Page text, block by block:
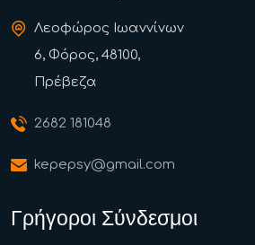
Λεοφώρος Ιωαννίνων
6, Φόρος, 48100,
Πρέβεζα
2682 181048
kepepsy@gmail.com
Γρήγοροι Σύνδεσμοι